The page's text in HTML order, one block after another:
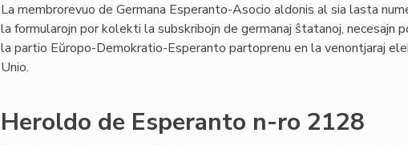
La membrorevuo de Germana Esperanto-Asocio aldonis al sia lasta
la formularojn por kolekti la subskribojn de germanaj ŝtatanoj, necesajn
la partio Eŭropo-Demokratio-Esperanto partoprenu en la venontjaraj
Unio.
Heroldo de Esperanto n-ro 2128